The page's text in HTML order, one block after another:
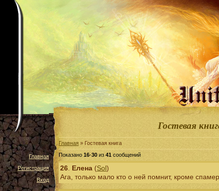
Главная
Регистрация
Вход
Гостевая
Главная » Гостевая книга
Показано 16-30 из 41 сообщений
26 Елена (Sol)
Ага, только мало кто о ней помнит, кроме